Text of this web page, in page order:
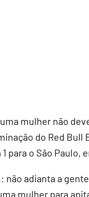
mulher não
do Red Bull
para o São Paulo,
não adianta a
mulher para